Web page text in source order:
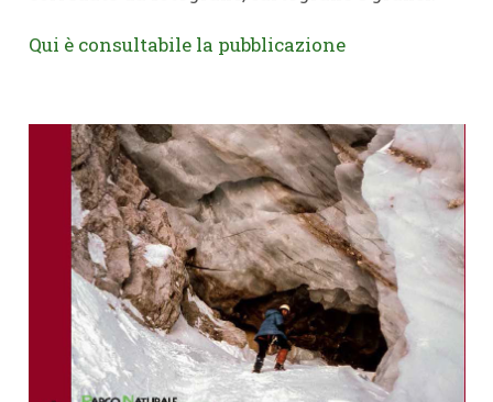
Qui è consultabile la pubblicazione